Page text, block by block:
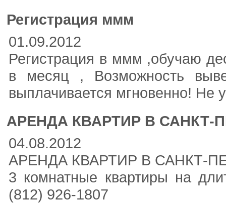
Регистрация ммм
01.09.2012
Регистрация в ммм ,обучаю
в месяц , Возможность
выплачивается мгновенно! Не
АРЕНДА КВАРТИР В САНКТ-
04.08.2012
АРЕНДА КВАРТИР В САНКТ-
3 комнатные квартиры на
(812) 926-1807